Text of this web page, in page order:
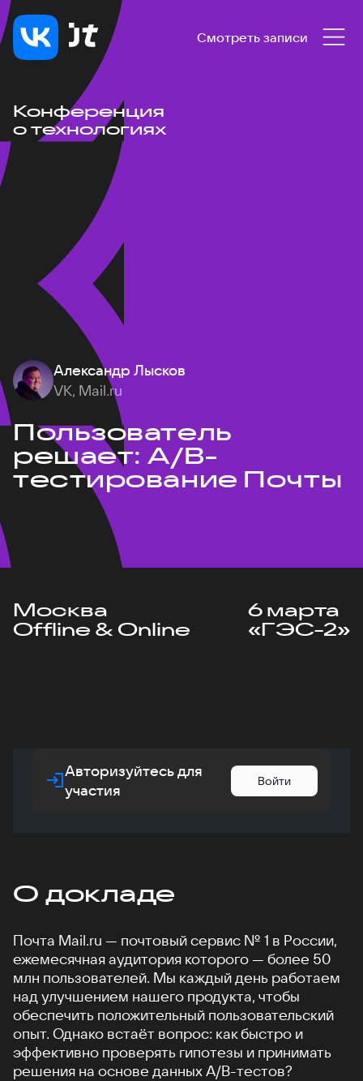
Смотреть записи
Конференция
о технологиях
Александр Лысков
VK, Mail.ru
Пользователь
решает: A/B-
тестирование Почты
Москва
Offline & Online
6 марта
«ГЭС-2»
Авторизуйтесь для
участия
Войти
О докладе
Почта Mail.ru — почтовый сервис № 1 в России,
ежемесячная аудитория которого — более 50
млн пользователей. Мы каждый день работаем
над улучшением нашего продукта, чтобы
обеспечить положительный пользовательский
опыт. Однако встаёт вопрос: как быстро и
эффективно проверять гипотезы и принимать
решения на основе данных A/B-тестов?